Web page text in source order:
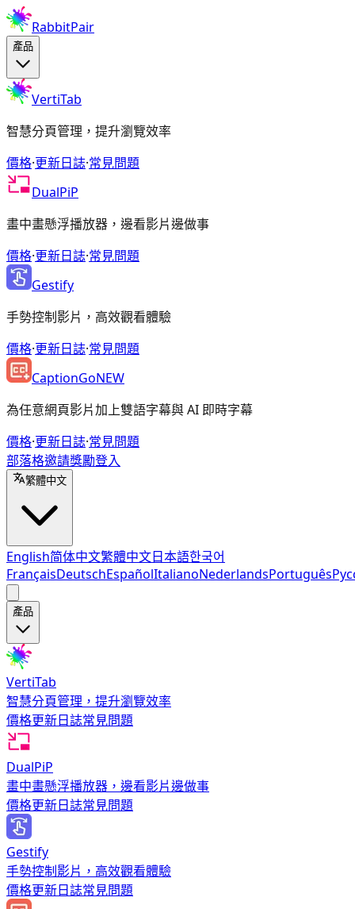
RabbitPair
產品
VertiTab
智慧分頁管理，提升瀏覽效率
價格·更新日誌·常見問題
DualPiP
畫中畫懸浮播放器，邊看影片邊做事
價格·更新日誌·常見問題
Gestify
手勢控制影片，高效觀看體驗
價格·更新日誌·常見問題
CaptionGoNEW
為任意網頁影片加上雙語字幕與 AI 即時字幕
價格·更新日誌·常見問題
部落格邀請獎勵登入
繁體中文
English简体中文繁體中文日本語한국어
FrançaisDeutschEspañolItalianoNederlandsPortuguês
產品
VertiTab
智慧分頁管理，提升瀏覽效率
價格更新日誌常見問題
DualPiP
畫中畫懸浮播放器，邊看影片邊做事
價格更新日誌常見問題
Gestify
手勢控制影片，高效觀看體驗
價格更新日誌常見問題